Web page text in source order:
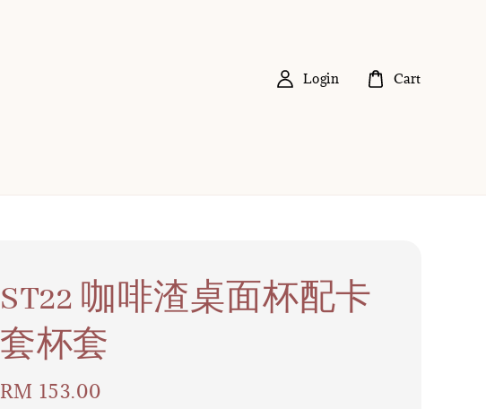
Login Cart
ST22 咖啡渣桌面杯配卡
套杯套
Regular
RM 153.00